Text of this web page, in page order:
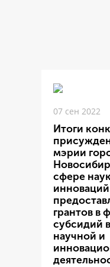
07 сен 2022
Итоги
мэрии
сфере
грантов в
субсидий
научной и